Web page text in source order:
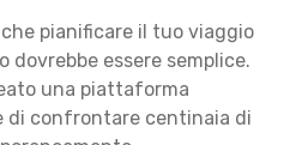
pianificare il tuo viaggio
dovrebbe essere semplice.
una piattaforma
confrontare centinaia di